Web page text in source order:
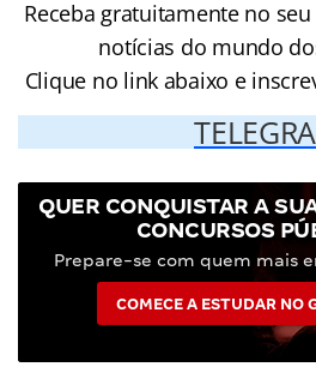
Receba gratuitamente no
notícias do mundo
Clique no link abaixo e
QUER CONQUISTAR A
CONCURSOS
Prepare-se com quem mais
COMECE A ESTUDAR NO